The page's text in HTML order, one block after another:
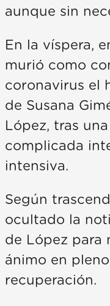
aunque sin
En la víspera,
murió como
coronavirus el
de Susana
López, tras
complicada
intensiva.
Según
ocultado la
de López para
ánimo en
recuperación.